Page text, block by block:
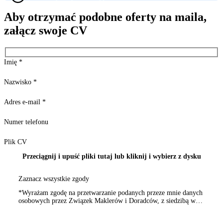
Aby otrzymać podobne oferty na maila,
załącz swoje CV
Imię *
Nazwisko *
Adres e-mail *
Numer telefonu
Plik CV
Przeciągnij i upuść pliki tutaj lub kliknij i wybierz z dysku
Zaznacz wszystkie zgody
*Wyrażam zgodę na przetwarzanie podanych przeze mnie danych
osobowych przez Związek Maklerów i Doradców, z siedzibą w